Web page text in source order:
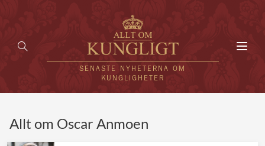
SENASTE NYHETERNA OM
KUNGLIGHETER
Allt om Oscar Anmoen